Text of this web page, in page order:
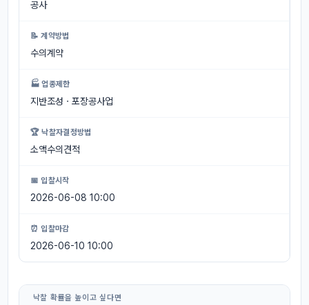
공사
📝 계약방법
수의계약
🏭 업종제한
지반조성ㆍ포장공사업
🏆 낙찰자결정방법
소액수의견적
📅 입찰시작
2026-06-08 10:00
⏰ 입찰마감
2026-06-10 10:00
낙찰 확률을 높이고 싶다면